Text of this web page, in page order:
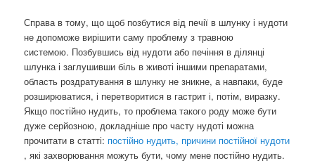
Справа в тому, що щоб позбутися від печії в шлунку і нудоти
не допоможе вирішити саму проблему з травною
системою. Позбувшись від нудоти або печіння в ділянці
шлунка і заглушивши біль в животі іншими препаратами,
область роздратування в шлунку не зникне, а навпаки, буде
розширюватися, і перетворитися в гастрит і, потім, виразку.
Якщо постійно нудить, то проблема такого роду може бути
дуже серйозною, докладніше про часту нудоті можна
прочитати в статті: постійно нудить, причини постійної нудоти
, які захворювання можуть бути, чому мене постійно нудить.